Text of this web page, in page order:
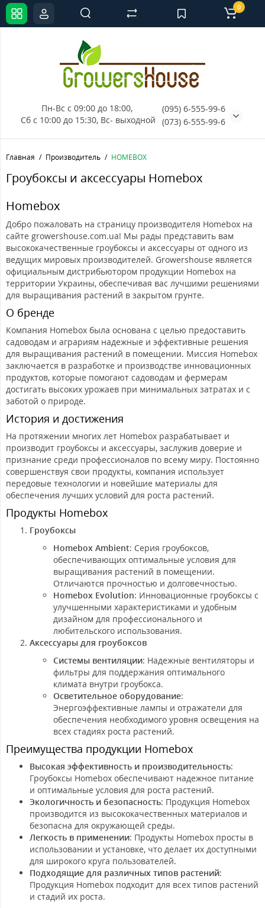
Пн-Вс с 09:00 до 18:00,
Сб с 10:00 до 15:30, Вс- выходной
(095) 6-555-99-6
(073) 6-555-99-6
0
Главная Производитель HOMEBOX
Гроубоксы и аксессуары Homebox
Homebox
Добро пожаловать на страницу производителя Homebox на
сайте growershouse.com.ua! Мы рады представить вам
высококачественные гроубоксы и аксессуары от одного из
ведущих мировых производителей. Growershouse является
официальным дистрибьютором продукции Homebox на
территории Украины, обеспечивая вас лучшими решениями
для выращивания растений в закрытом грунте.
О бренде
Компания Homebox была основана с целью предоставить
садоводам и аграриям надежные и эффективные решения
для выращивания растений в помещении. Миссия Homebox
заключается в разработке и производстве инновационных
продуктов, которые помогают садоводам и фермерам
достигать высоких урожаев при минимальных затратах и с
заботой о природе.
История и достижения
На протяжении многих лет Homebox разрабатывает и
производит гроубоксы и аксессуары, заслужив доверие и
признание среди профессионалов по всему миру. Постоянно
совершенствуя свои продукты, компания использует
передовые технологии и новейшие материалы для
обеспечения лучших условий для роста растений.
Продукты Homebox
Гроубоксы
Homebox Ambient: Серия гроубоксов,
обеспечивающих оптимальные условия для
выращивания растений в помещении.
Отличаются прочностью и долговечностью.
Homebox Evolution: Инновационные гроубоксы с
улучшенными характеристиками и удобным
дизайном для профессионального и
любительского использования.
Аксессуары для гроубоксов
Системы вентиляции: Надежные вентиляторы и
фильтры для поддержания оптимального
климата внутри гроубокса.
Осветительное оборудование:
Энергоэффективные лампы и отражатели для
обеспечения необходимого уровня освещения на
всех стадиях роста растений.
Преимущества продукции Homebox
Высокая эффективность и производительность:
Гроубоксы Homebox обеспечивают надежное питание
и оптимальные условия для роста растений.
Экологичность и безопасность: Продукция Homebox
производится из высококачественных материалов и
безопасна для окружающей среды.
Легкость в применении: Продукты Homebox просты в
использовании и установке, что делает их доступными
для широкого круга пользователей.
Подходящие для различных типов растений:
Продукция Homebox подходит для всех типов растений
и стадий их роста.